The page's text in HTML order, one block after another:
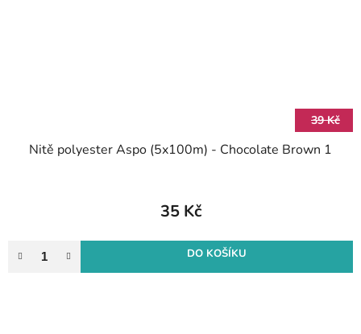
39 Kč
Nitě polyester Aspo (5x100m) - Chocolate Brown 1
35 Kč
DO KOŠÍKU